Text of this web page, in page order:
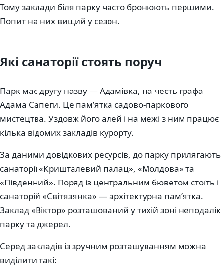
Тому заклади біля парку часто бронюють першими.
Попит на них вищий у сезон.
Які санаторії стоять поруч
Парк має другу назву — Адамівка, на честь графа
Адама Сапеги. Це памʼятка садово-паркового
мистецтва. Уздовж його алей і на межі з ним працює
кілька відомих закладів курорту.
За даними довідкових ресурсів, до парку прилягають
санаторії «Кришталевий палац», «Молдова» та
«Південний». Поряд із центральним бюветом стоїть і
санаторій «Світязянка» — архітектурна памʼятка.
Заклад «Віктор» розташований у тихій зоні неподалік
парку та джерел.
Серед закладів із зручним розташуванням можна
виділити такі: